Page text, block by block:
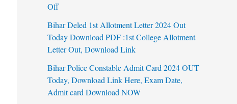
Off
Bihar Deled 1st Allotment Letter 2024 Out
Today Download PDF :1st College Allotment
Letter Out, Download Link
Bihar Police Constable Admit Card 2024 OUT
Today, Download Link Here, Exam Date,
Admit card Download NOW